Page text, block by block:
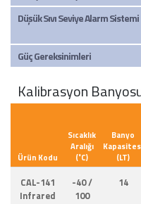
Düşük Sıvı Seviye Alarm Sistemi
Güç Gereksinimleri
Kalibrasyon
Ürün Kodu
Sıcaklık
Aralığı
(˚C)
Banyo
(LT)
CAL-141
Infrared
-40 /
100
14